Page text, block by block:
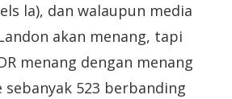
la), dan walaupun media
akan menang, tapi
menang dengan menang
sebanyak 523 berbanding